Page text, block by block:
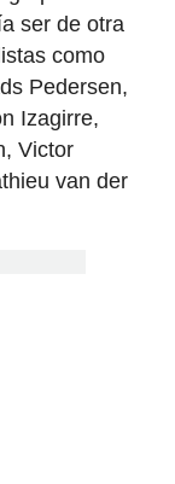
ser de otra
como
Pedersen,
Izagirre,
Victor
van der